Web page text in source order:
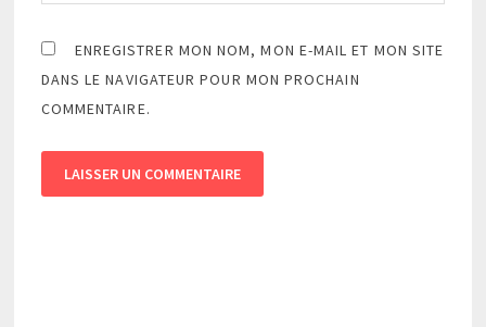
ENREGISTRER MON NOM, MON E-MAIL ET MON SITE
DANS LE NAVIGATEUR POUR MON PROCHAIN
COMMENTAIRE.